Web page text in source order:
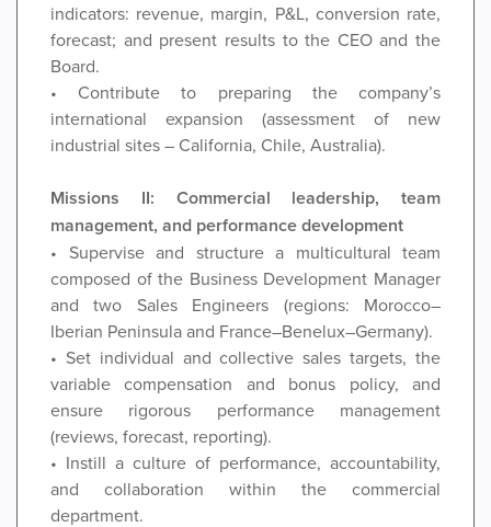
indicators: revenue, margin, P&L, conversion rate,
forecast; and present results to the CEO and the
Board.
• Contribute to preparing the company’s
international expansion (assessment of new
industrial sites – California, Chile, Australia).
Missions
II: Commercial leadership, team
management, and performance development
• Supervise and structure a multicultural team
composed of the Business Development Manager
and two Sales Engineers (regions: Morocco–
Iberian Peninsula and France–Benelux–Germany).
• Set individual and collective sales targets, the
variable compensation and bonus policy, and
ensure rigorous performance management
(reviews, forecast, reporting).
• Instill a culture of performance, accountability,
and collaboration within the commercial
department.